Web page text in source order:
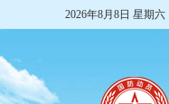
2026年8月8日 星期六